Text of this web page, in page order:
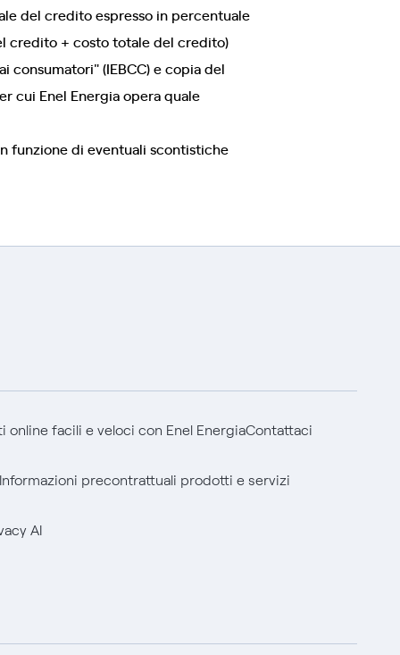
del credito espresso in percentuale
credito + costo totale del credito)
(IEBCC) e copia del
cui Enel Energia opera quale
funzione di eventuali scontistiche
online facili e veloci con Enel EnergiaContattaci
Informazioni precontrattuali prodotti e servizi
AI